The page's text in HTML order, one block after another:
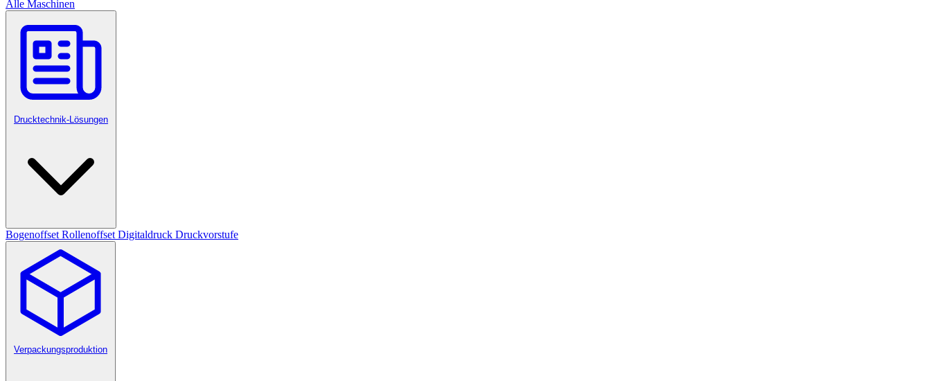
Alle Maschinen
Drucktechnik-Lösungen
Bogenoffset Rollenoffset Digitaldruck Druckvorstufe
Verpackungsproduktion